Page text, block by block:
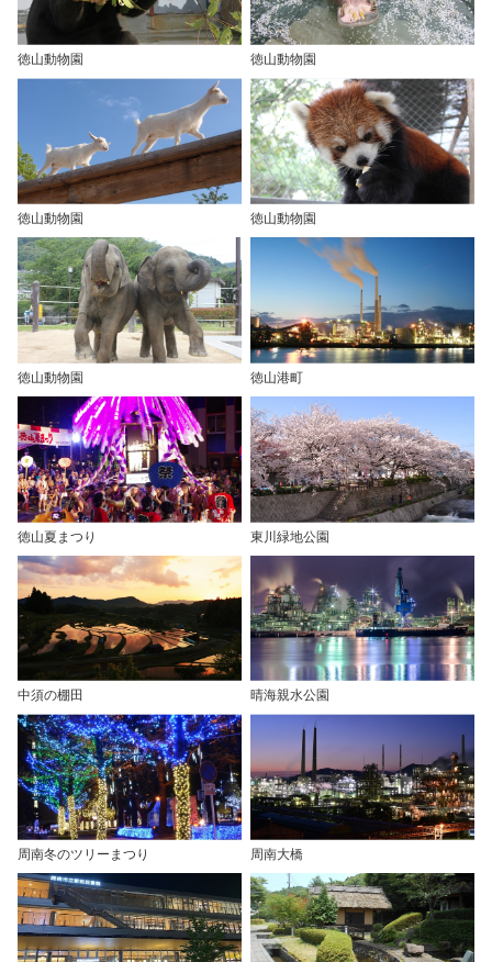
徳山動物園 徳山動物園
徳山動物園 徳山動物園
徳山動物園 徳山港町
徳山夏まつり 東川緑地公園
中須の棚田 晴海親水公園
周南冬のツリーまつり 周南大橋